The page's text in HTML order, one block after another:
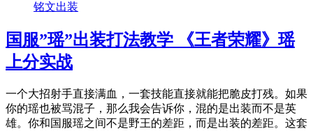
铭文出装
国服”瑶”出装打法教学 《王者荣耀》瑶
上分实战
一个大招射手直接满血，一套技能直接就能把脆皮打残。如果
你的瑶也被骂混子，那么我会告诉你，混的是出装而不是英
雄。你和国服瑶之间不是野王的差距，而是出装的差距。这套